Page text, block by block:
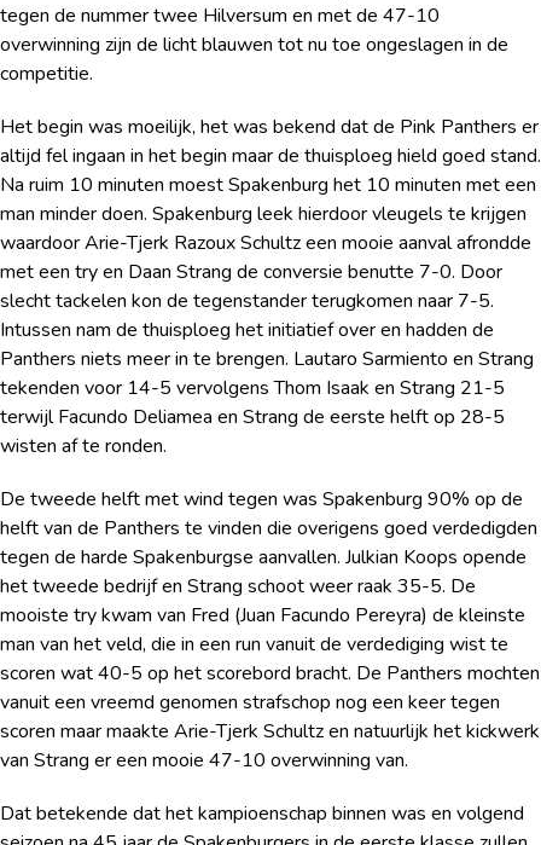
tegen de nummer twee Hilversum en met de 47-10
overwinning zijn de licht blauwen tot nu toe ongeslagen in de
competitie.
Het begin was moeilijk, het was bekend dat de Pink Panthers er
altijd fel ingaan in het begin maar de thuisploeg hield goed stand.
Na ruim 10 minuten moest Spakenburg het 10 minuten met een
man minder doen. Spakenburg leek hierdoor vleugels te krijgen
waardoor Arie-Tjerk Razoux Schultz een mooie aanval afrondde
met een try en Daan Strang de conversie benutte 7-0. Door
slecht tackelen kon de tegenstander terugkomen naar 7-5.
Intussen nam de thuisploeg het initiatief over en hadden de
Panthers niets meer in te brengen. Lautaro Sarmiento en Strang
tekenden voor 14-5 vervolgens Thom Isaak en Strang 21-5
terwijl Facundo Deliamea en Strang de eerste helft op 28-5
wisten af te ronden.
De tweede helft met wind tegen was Spakenburg 90% op de
helft van de Panthers te vinden die overigens goed verdedigden
tegen de harde Spakenburgse aanvallen. Julkian Koops opende
het tweede bedrijf en Strang schoot weer raak 35-5. De
mooiste try kwam van Fred (Juan Facundo Pereyra) de kleinste
man van het veld, die in een run vanuit de verdediging wist te
scoren wat 40-5 op het scorebord bracht. De Panthers mochten
vanuit een vreemd genomen strafschop nog een keer tegen
scoren maar maakte Arie-Tjerk Schultz en natuurlijk het kickwerk
van Strang er een mooie 47-10 overwinning van.
Dat betekende dat het kampioenschap binnen was en volgend